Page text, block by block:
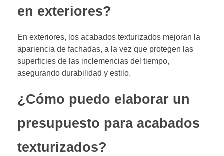
en exteriores?
En exteriores, los acabados texturizados mejoran la
apariencia de fachadas, a la vez que protegen las
superficies de las inclemencias del tiempo,
asegurando durabilidad y estilo.
¿Cómo puedo elaborar un
presupuesto para acabados
texturizados?